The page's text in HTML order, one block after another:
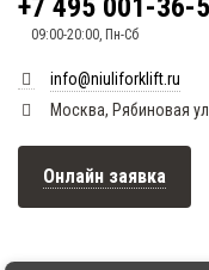
+7 495 001-36-
09:00-20:00, Пн-Сб
info@niuliforklift.ru
Москва, Рябиновая
Онлайн заявка